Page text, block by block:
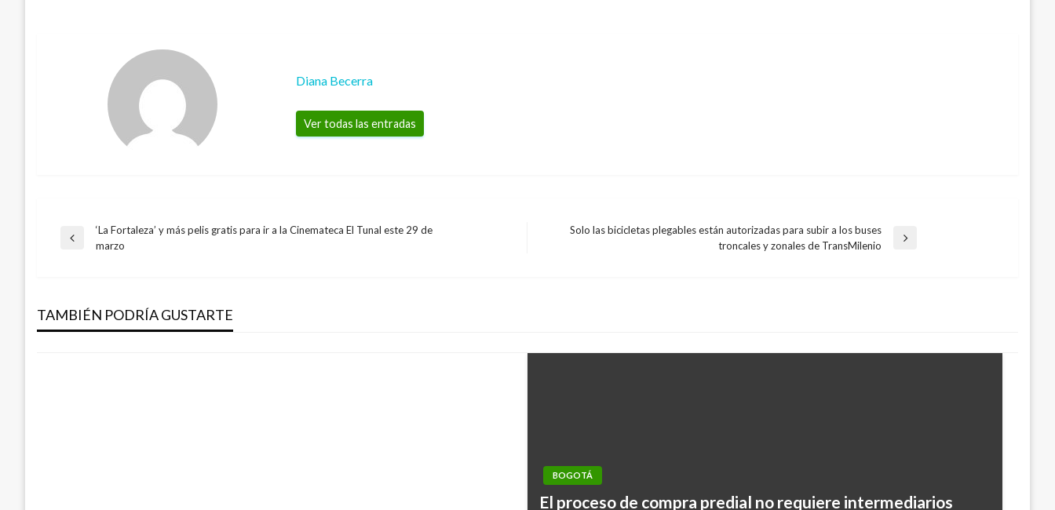
Diana Becerra
Ver todas las entradas
Navegación
entradas
Entrada
‘La Fortaleza’ y más pelis gratis para ir a la Cinemateca El Tunal este 29 de
marzo
Solo las bicicletas plegables están autorizadas para subir a los buses
troncales y zonales de TransMilenio
TAMBIÉN PODRÍA GUSTARTE
Gilma Gómez por contrato de la máquina tapahuecos
Ariel Cabrera jueves septiembre 27, 2018
BOGOTÁ
El proceso de compra predial no requiere intermediarios